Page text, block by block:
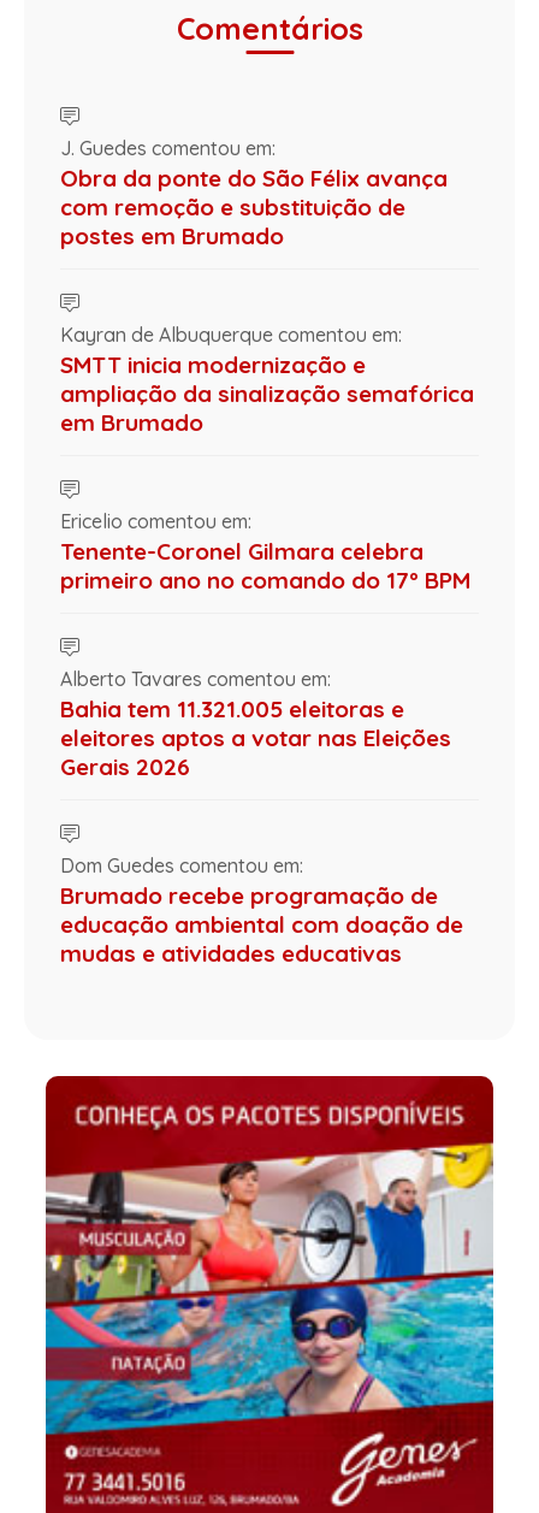
Comentários
J. Guedes comentou em:
Obra da ponte do São Félix avança
com remoção e substituição de
postes em Brumado
Kayran de Albuquerque comentou em:
SMTT inicia modernização e
ampliação da sinalização semafórica
em Brumado
Ericelio comentou em:
Tenente-Coronel Gilmara celebra
primeiro ano no comando do 17º BPM
Alberto Tavares comentou em:
Bahia tem 11.321.005 eleitoras e
eleitores aptos a votar nas Eleições
Gerais 2026
Dom Guedes comentou em:
Brumado recebe programação de
educação ambiental com doação de
mudas e atividades educativas